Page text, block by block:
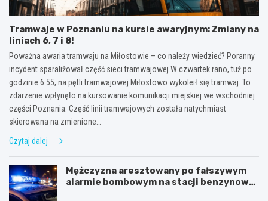
Tramwaje w Poznaniu na kursie awaryjnym: Zmiany na
liniach 6, 7 i 8!
Poważna awaria tramwaju na Miłostowie – co należy wiedzieć? Poranny
incydent sparaliżował część sieci tramwajowej W czwartek rano, tuż po
godzinie 6:55, na pętli tramwajowej Miłostowo wykoleił się tramwaj. To
zdarzenie wpłynęło na kursowanie komunikacji miejskiej we wschodniej
części Poznania. Część linii tramwajowych została natychmiast
skierowana na zmienione…
Czytaj dalej
Mężczyzna aresztowany po fałszywym
alarmie bombowym na stacji benzynowej